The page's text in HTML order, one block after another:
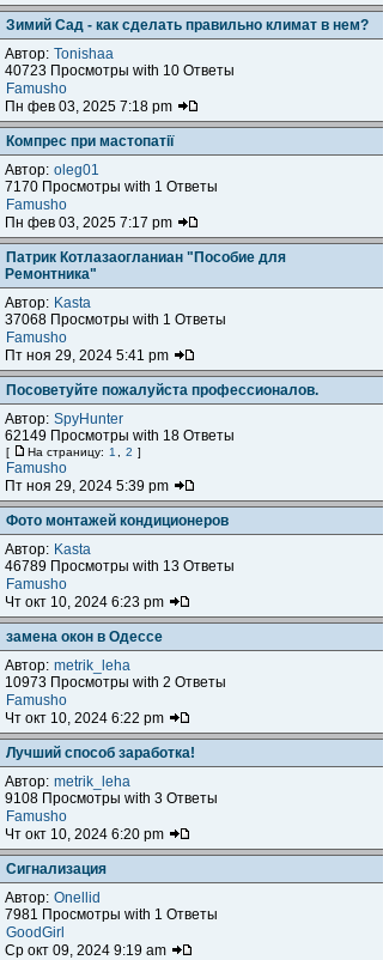
Зимий Сад - как сделать правильно климат в нем?
Автор: Tonishaa
40723 Просмотры with 10 Ответы
Famusho
Пн фев 03, 2025 7:18 pm
Компрес при мастопатії
Автор: oleg01
7170 Просмотры with 1 Ответы
Famusho
Пн фев 03, 2025 7:17 pm
Патрик Котлазаогланиан "Пособие для
Ремонтника"
Автор: Kasta
37068 Просмотры with 1 Ответы
Famusho
Пт ноя 29, 2024 5:41 pm
Посоветуйте пожалуйста профессионалов.
Автор: SpyHunter
62149 Просмотры with 18 Ответы
[ На страницу: 1 2 ]
Famusho
Пт ноя 29, 2024 5:39 pm
Фото монтажей кондиционеров
Автор: Kasta
46789 Просмотры with 13 Ответы
Famusho
Чт окт 10, 2024 6:23 pm
замена окон в Одессе
Автор: metrik_leha
10973 Просмотры with 2 Ответы
Famusho
Чт окт 10, 2024 6:22 pm
Лучший способ заработка!
Автор: metrik_leha
9108 Просмотры with 3 Ответы
Famusho
Чт окт 10, 2024 6:20 pm
Сигнализация
Автор: Onellid
7981 Просмотры with 1 Ответы
GoodGirl
Ср окт 09, 2024 9:19 am